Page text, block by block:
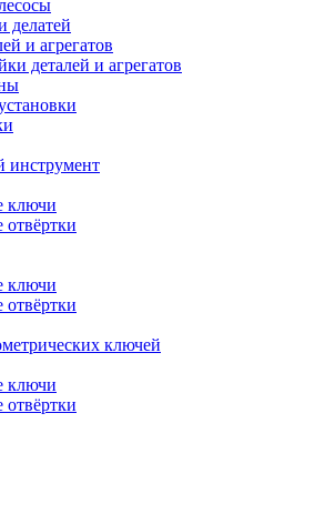
делатей
и агрегатов
деталей и агрегатов
инструмент
ключи
ключи
ключей
ключи